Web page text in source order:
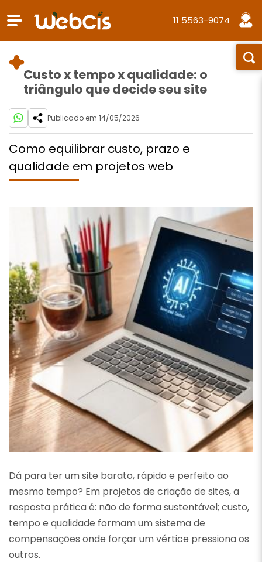
11 5563-9074
Custo x tempo x qualidade: o
triângulo que decide seu site
Publicado em 14/05/2026
Como equilibrar custo, prazo e
qualidade em projetos web
Dá para ter um site barato, rápido e perfeito ao
mesmo tempo? Em projetos de criação de sites, a
resposta prática é: não de forma sustentável; custo,
tempo e qualidade formam um sistema de
compensações onde forçar um vértice pressiona os
outros.